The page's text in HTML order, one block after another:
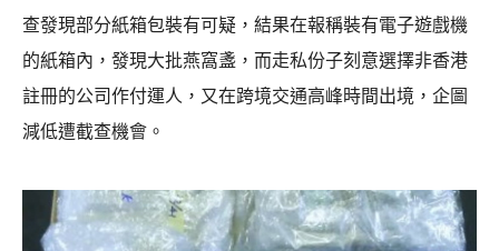
查發現部分紙箱包裝有可疑，結果在報稱裝有電子遊戲機
的紙箱內，發現大批燕窩盞，而走私份子刻意選擇非香港
註冊的公司作付運人，又在跨境交通高峰時間出境，企圖
減低遭截查機會。